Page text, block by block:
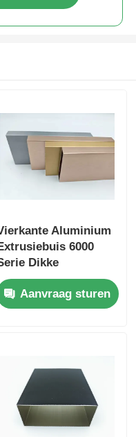
warmteafvoeringen
Aluminium
6000
Dikke
Aluminium Buis
Aanvraag sturen